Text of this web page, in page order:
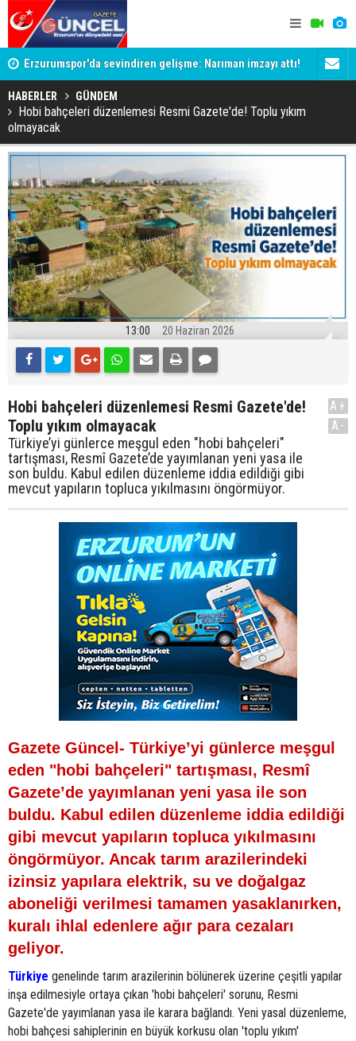
Erzurumspor'da sevindiren gelişme: Narıman imzayı attı! Terörsüz
HABERLER GÜNDEM
Hobi bahçeleri düzenlemesi Resmi Gazete'de! Toplu yıkım
olmayacak
13:00 20 Haziran 2026
Hobi bahçeleri düzenlemesi Resmi Gazete'de!
Toplu yıkım olmayacak
Türkiye’yi günlerce meşgul eden "hobi bahçeleri"
tartışması, Resmî Gazete’de yayımlanan yeni yasa ile
son buldu. Kabul edilen düzenleme iddia edildiği gibi
mevcut yapıların topluca yıkılmasını öngörmüyor.
A+
A-
Gazete Güncel- Türkiye’yi günlerce meşgul
eden "hobi bahçeleri" tartışması, Resmî
Gazete’de yayımlanan yeni yasa ile son
buldu. Kabul edilen düzenleme iddia edildiği
gibi mevcut yapıların topluca yıkılmasını
öngörmüyor. Ancak tarım arazilerindeki
izinsiz yapılara elektrik, su ve doğalgaz
aboneliği verilmesi tamamen yasaklanırken,
kuralı ihlal edenlere ağır para cezaları
geliyor.
Türkiye genelinde tarım arazilerinin bölünerek üzerine çeşitli yapılar
inşa edilmesiyle ortaya çıkan 'hobi bahçeleri' sorunu, Resmi
Gazete'de yayımlanan yasa ile karara bağlandı. Yeni yasal düzenleme,
hobi bahçesi sahiplerinin en büyük korkusu olan 'toplu yıkım'